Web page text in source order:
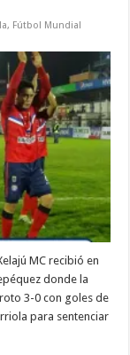
, Fútbol Mundial
MC recibió en
donde la
3-0 con goles de
para sentenciar